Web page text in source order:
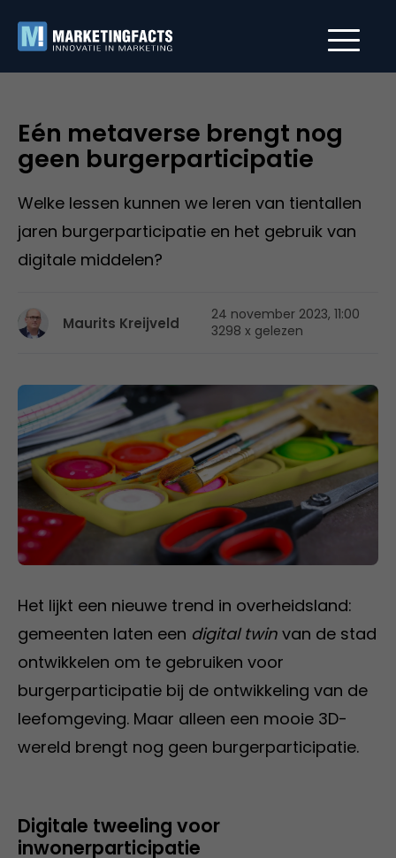
Eén metaverse brengt nog
geen burgerparticipatie
Welke lessen kunnen we leren van tientallen
jaren burgerparticipatie en het gebruik van
digitale middelen?
Maurits Kreijveld
24 november 2023, 11:00
3298 x gelezen
Het lijkt een nieuwe trend in overheidsland:
gemeenten laten een digital twin van de stad
ontwikkelen om te gebruiken voor
burgerparticipatie bij de ontwikkeling van de
leefomgeving. Maar alleen een mooie 3D-
wereld brengt nog geen burgerparticipatie.
Digitale tweeling voor
inwonerparticipatie